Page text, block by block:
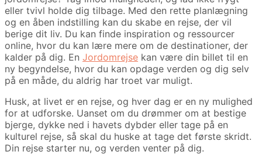
eller tvivl holde dig tilbage. Med den rette planlægning
og en åben indstilling kan du skabe en rejse, der vil
berige dit liv. Du kan finde inspiration og ressourcer
online, hvor du kan lære mere om de destinationer, der
kalder på dig. En Jordomrejse kan være din billet til en
ny begyndelse, hvor du kan opdage verden og dig selv
på en måde, du aldrig har troet var muligt.
Husk, at livet er en rejse, og hver dag er en ny mulighed
for at udforske. Uanset om du drømmer om at bestige
bjerge, dykke ned i havets dybder eller tage på en
kulturel rejse, så skal du huske at tage det første skridt.
Din rejse starter nu, og verden venter på dig.